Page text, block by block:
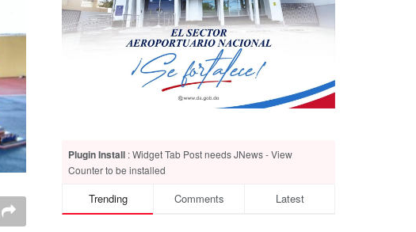
Plugin Install : Widget Tab Post needs JNews - View
Counter to be installed
Trending Comments Latest